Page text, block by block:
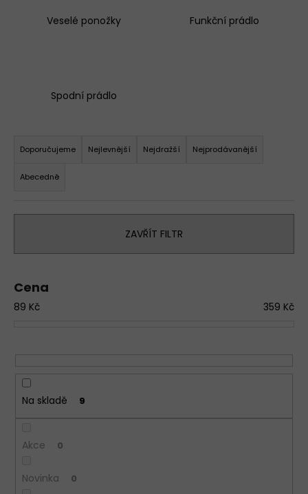
Veselé ponožky Funkční prádlo
Spodní prádlo
a
r
d
u
Doporučujeme Nejlevnější Nejdražší Nejprodávanější
Abecedně
ZAVŘÍT FILTR
Cena
89 Kč 359 Kč
Na skladě 9
Akce 0
Novinka 0